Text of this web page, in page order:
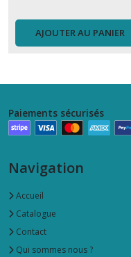
AJOUTER AU PANIER
Paiements sécurisés
Navigation
Accueil
Catalogue
Contact
Qui sommes nous ?